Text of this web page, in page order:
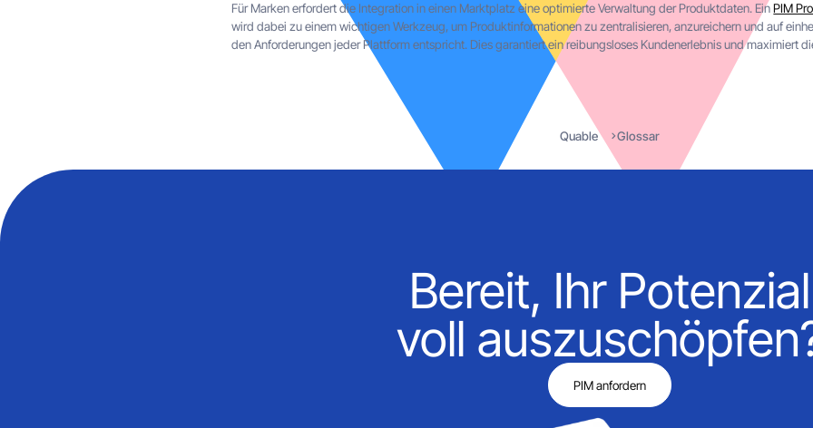
Für Marken erfordert die Integration in einen Marktplatz eine optimierte Verwaltung der Produktdaten. EinPIM
wird dabei zu einem wichtigen Werkzeug, um Produktinformationen zu zentralisieren, anzureichern und auf
den Anforderungen jeder Plattform entspricht. Dies garantiert ein reibungsloses Kundenerlebnis und maximiert
Quable Glossar
Bereit, Ihr Potenzial
voll
PIM anfordern